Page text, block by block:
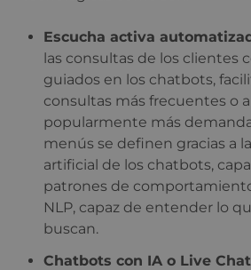
Escucha activa
las consultas de los clientes
guiados en los chatbots,
consultas más frecuentes o
popularmente más
menús se definen gracias a
artificial de los chatbots,
patrones de
NLP, capaz de entender lo
buscan.
Chatbots con IA o Live